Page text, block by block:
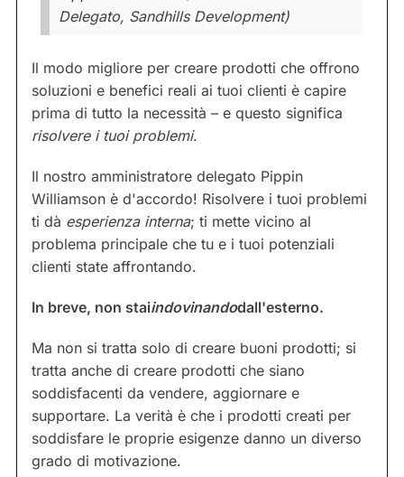
Delegato, Sandhills Development)
Il modo migliore per creare prodotti che offrono
soluzioni e benefici reali ai tuoi clienti è capire
prima di tutto la necessità – e questo significa
risolvere i tuoi problemi.
Il nostro amministratore delegato Pippin
Williamson è d'accordo! Risolvere i tuoi problemi
ti dà esperienza interna; ti mette vicino al
problema principale che tu e i tuoi potenziali
clienti state affrontando.
In breve, non staiindovinandodall'esterno.
Ma non si tratta solo di creare buoni prodotti; si
tratta anche di creare prodotti che siano
soddisfacenti da vendere, aggiornare e
supportare. La verità è che i prodotti creati per
soddisfare le proprie esigenze danno un diverso
grado di motivazione.